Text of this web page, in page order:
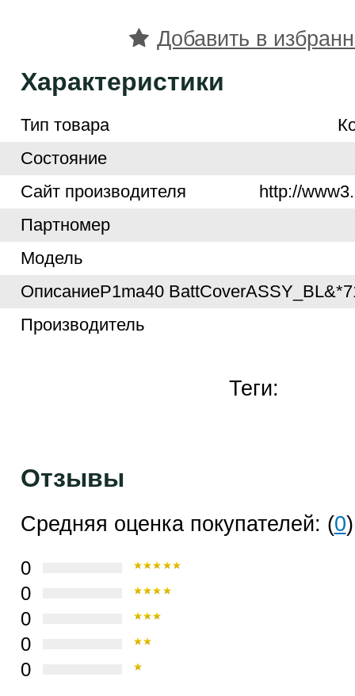
Добавить в
Характеристики
Тип товара
Cостояние
Cайт производителя
http://
Партномер
Модель
ОписаниеP1ma40
Производитель
Теги:
Отзывы
Средняя оценка покупателей: (0)
0
0
0
0
0